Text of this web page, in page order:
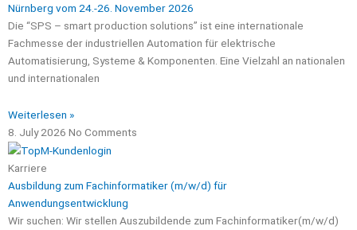
Nürnberg vom 24.-26. November 2026
Die “SPS – smart production solutions” ist eine internationale
Fachmesse der industriellen Automation für elektrische
Automatisierung, Systeme & Komponenten. Eine Vielzahl an nationalen
und internationalen
Weiterlesen »
8. July 2026 No Comments
Karriere
Ausbildung zum Fachinformatiker (m/w/d) für
Anwendungsentwicklung
Wir suchen: Wir stellen Auszubildende zum Fachinformatiker(m/w/d)